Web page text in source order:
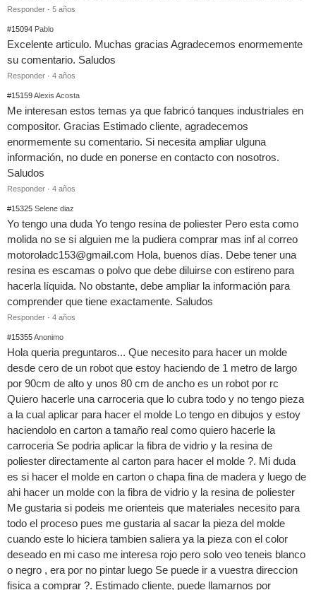
Responder · 5 años
#15094 Pablo
Excelente articulo. Muchas gracias Agradecemos enormemente
su comentario. Saludos
Responder · 4 años
#15159Alexis Acosta
Me interesan estos temas ya que fabricó tanques industriales en
compositor. Gracias Estimado cliente, agradecemos
enormemente su comentario. Si necesita ampliar ulguna
información, no dude en ponerse en contacto con nosotros.
Saludos
Responder · 4 años
#15325 Selene diaz
Yo tengo una duda Yo tengo resina de poliester Pero esta como
molida no se si alguien me la pudiera comprar mas inf al correo
motoroladc153@gmail.com Hola, buenos días. Debe tener una
resina es escamas o polvo que debe diluirse con estireno para
hacerla líquida. No obstante, debe ampliar la información para
comprender que tiene exactamente. Saludos
Responder · 4 años
#15355Anonimo
Hola queria preguntaros... Que necesito para hacer un molde
desde cero de un robot que estoy haciendo de 1 metro de largo
por 90cm de alto y unos 80 cm de ancho es un robot por rc
Quiero hacerle una carroceria que lo cubra todo y no tengo pieza
a la cual aplicar para hacer el molde Lo tengo en dibujos y estoy
haciendolo en carton a tamaño real como quiero hacerle la
carroceria Se podria aplicar la fibra de vidrio y la resina de
poliester directamente al carton para hacer el molde ?. Mi duda
es si hacer el molde en carton o chapa fina de madera y luego de
ahi hacer un molde con la fibra de vidrio y la resina de poliester
Me gustaria si podeis me orienteis que materiales necesito para
todo el proceso pues me gustaria al sacar la pieza del molde
cuando este lo hiciera tambien saliera ya la pieza con el color
deseado en mi caso me interesa rojo pero solo veo teneis blanco
o negro , era por no pintar luego Se puede ir a vuestra direccion
fisica a comprar ?. Estimado cliente, puede llamarnos por